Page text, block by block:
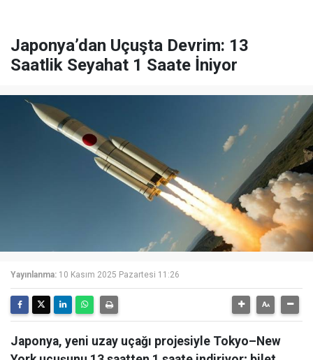
Japonya’dan Uçuşta Devrim: 13
Saatlik Seyahat 1 Saate İniyor
Yayınlanma: 10 Kasım 2025 Pazartesi 11:26
Japonya, yeni uzay uçağı projesiyle Tokyo–New